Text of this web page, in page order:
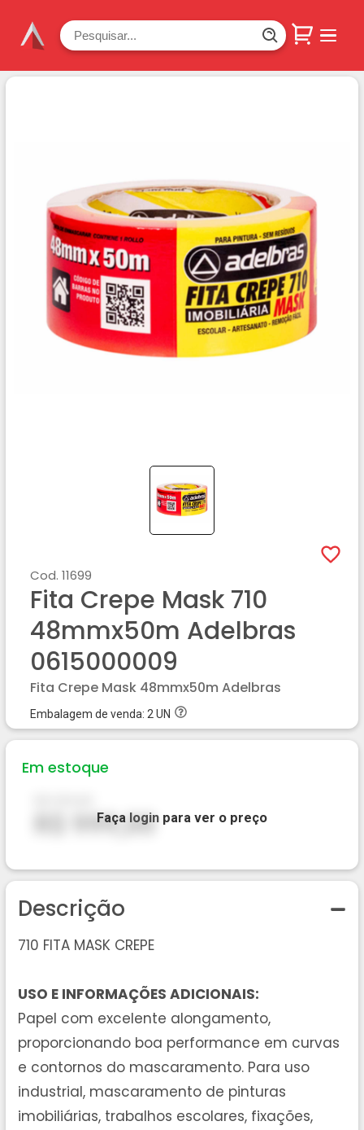
Cod. 11699
Fita Crepe Mask 710
48mmx50m Adelbras
0615000009
Fita Crepe Mask 48mmx50m Adelbras
Embalagem de venda: 2 UN
Em estoque
R$ 999,00
Faça login para ver o preço
Descrição
710 FITA MASK CREPE
USO E INFORMAÇÕES ADICIONAIS:
Papel com excelente alongamento,
proporcionando boa performance em curvas
e contornos do mascaramento. Para uso
industrial, mascaramento de pinturas
imobiliárias, trabalhos escolares, fixações,